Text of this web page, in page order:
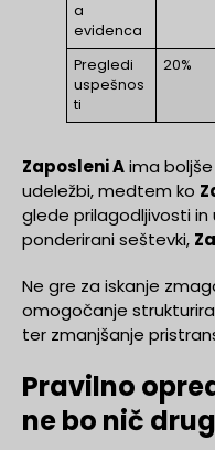
a
evidenca
Pregledi
uspešnos
ti
20%
Zaposleni Aima
udeležbi, medtem ko
glede prilagodljivosti in
ponderirani seštevki,
Ne gre za iskanje
omogočanje
ter zmanjšanje
Pravilno
ne bo nič